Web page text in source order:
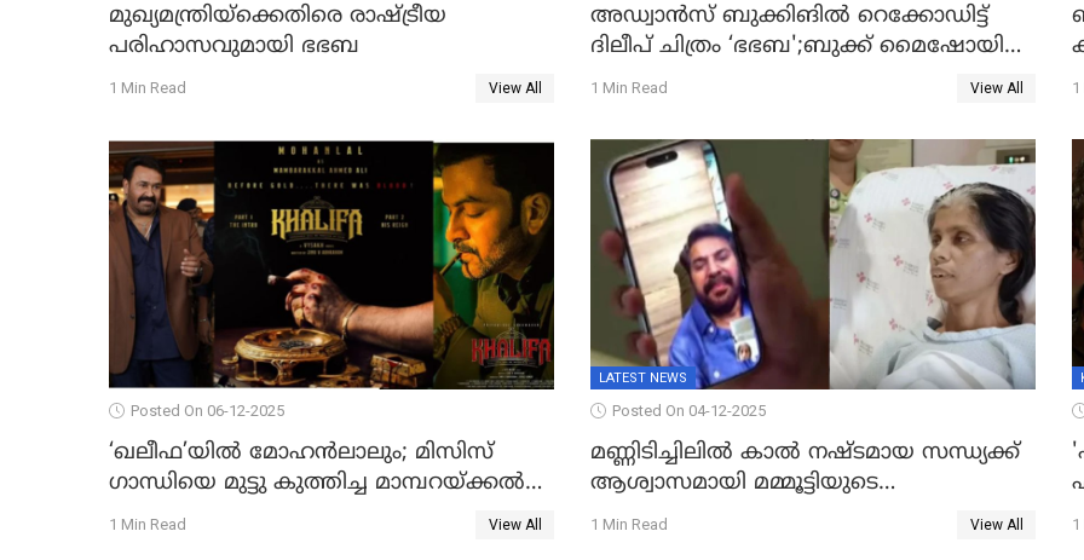
മുഖ്യമന്ത്രിയ്ക്കെതിരെ രാഷ്ട്രീയ
പരിഹാസവുമായി ഭഭബ
1 Min Read View All
അഡ്വാൻസ് ബുക്കിങിൽ റെക്കോഡിട്ട്
ദിലീപ് ചിത്രം ‘ഭഭബ';ബുക്ക് മൈഷോയില്‍
റെക്കോർഡ് വിൽപ്പന; മണിക്കൂറില്‍
1 Min Read View All 1
Posted On 06-12-2025
‘ഖലീഫ’യിൽ മോഹൻലാലും; മിസിസ്
ഗാന്ധിയെ മുട്ടു കുത്തിച്ച മാമ്പറയ്ക്കൽ
അഹമ്മദ് അലിയായെത്തും
1 Min Read View All
LATEST NEWS
Posted On 04-12-2025
മണ്ണിടിച്ചിലിൽ കാല്‍ നഷ്ടമായ സന്ധ്യക്ക്
ആശ്വാസമായി മമ്മൂട്ടിയുടെ
വീഡിയോകോൾ; കൃത്രിമക്കാല്‍
1 Min Read View All 1